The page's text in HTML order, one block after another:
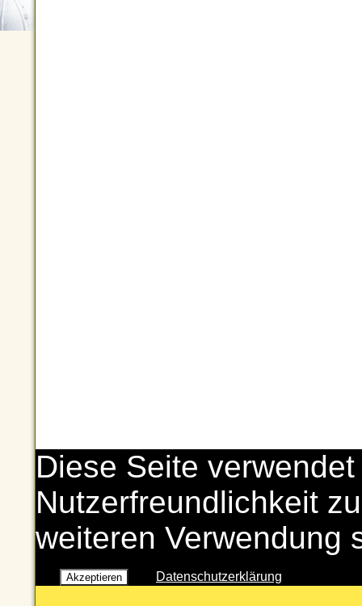
Diese Seite
Nutzerfreundlichkeit
weiteren Verwendung
Akzeptieren Datenschutzerklärung